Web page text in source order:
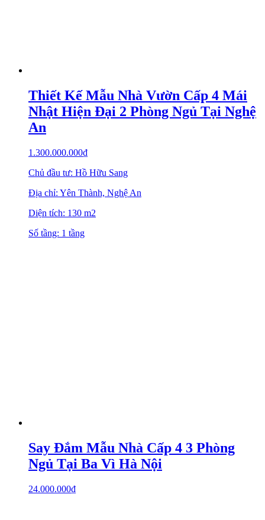
Thiết Kế Mẫu Nhà Vườn Cấp 4 Mái
Nhật Hiện Đại 2 Phòng Ngủ Tại Nghệ
An
1.300.000.000₫
Chủ đầu tư: Hồ Hữu Sang
Địa chỉ: Yên Thành, Nghệ An
Diện tích: 130 m2
Số tầng: 1 tầng
Say Đắm Mẫu Nhà Cấp 4 3 Phòng
Ngủ Tại Ba Vì Hà Nội
24.000.000₫